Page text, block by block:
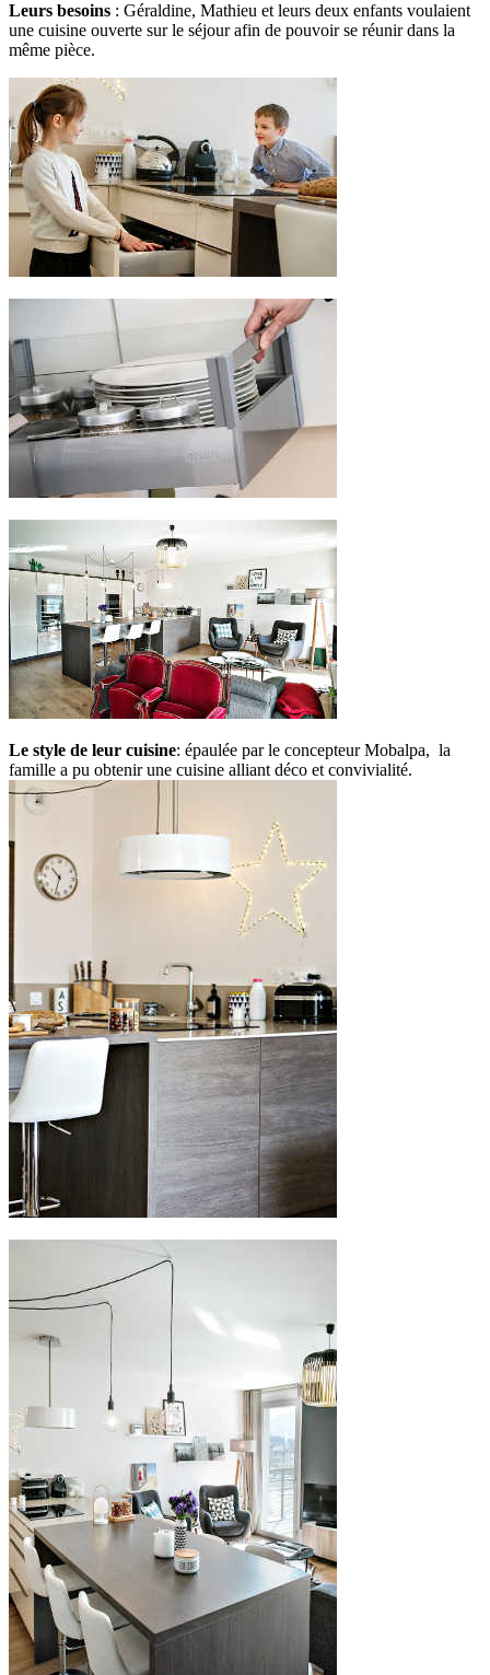
Leurs besoins : Géraldine, Mathieu et leurs deux enfants voulaient
une cuisine ouverte sur le séjour afin de pouvoir se réunir dans la
même pièce.
Le style de leur cuisine: épaulée par le concepteur Mobalpa, la
famille a pu obtenir une cuisine alliant déco et convivialité.